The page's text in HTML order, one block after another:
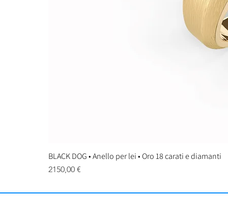
BLACK DOG • Anello per lei • Oro 18 carati e diamanti
Prezzo
2150,00 €